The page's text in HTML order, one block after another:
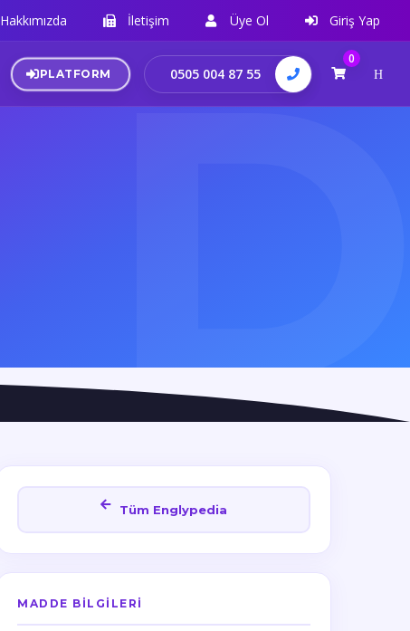
Hakkımızda İletişim Üye Ol Giriş Yap
PLATFORM 0505 004 87 55
0
Tüm Englypedia
MADDE BILGILERI